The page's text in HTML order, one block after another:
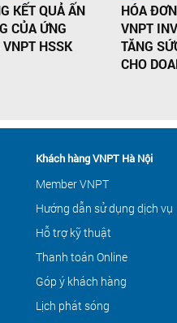
KẾT QUẢ ẤN
CỦA ỨNG
VNPT HSSK
HÓA
VNPT
TĂNG
CHO
Khách hàng VNPT Hà Nội
Member VNPT
Hướng dẫn sử dụng dịch vụ
Hỗ trợ kỹ thuật
Thanh toán Online
Góp ý khách hàng
Lịch phát sóng